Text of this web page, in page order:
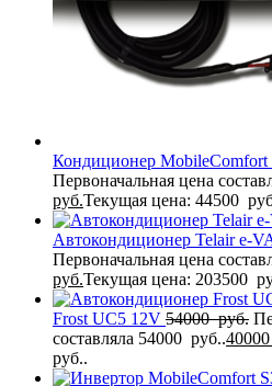
Кондиционер
Первоначальная цена
руб.Текущая цена: 44500
Автокондиционер Telair e-
Первоначальная цена
руб.Текущая цена: 203500
Frost UC5 12V 54000руб.
составляла 54000 руб..40000
руб..